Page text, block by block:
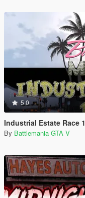
5.0
Industrial Estate Race 1
By Battlemania GTA V